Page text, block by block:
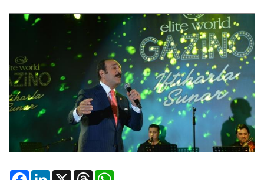
FacebookLinkedIn
X Threads